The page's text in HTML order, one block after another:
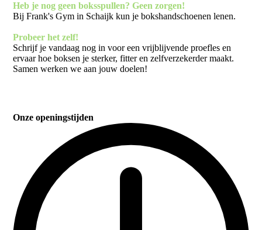
Heb je nog geen boksspullen? Geen zorgen!
Bij Frank's Gym in Schaijk kun je bokshandschoenen lenen.
Probeer het zelf!
Schrijf je vandaag nog in voor een vrijblijvende proefles en
ervaar hoe boksen je sterker, fitter en zelfverzekerder maakt.
Samen werken we aan jouw doelen!
Onze openingstijden